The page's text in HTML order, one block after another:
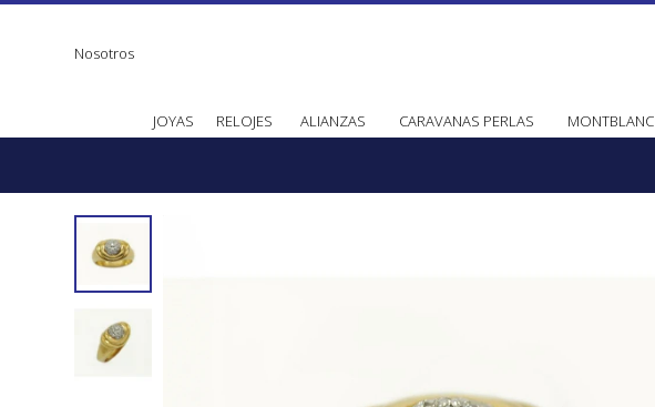
JOYAS RELOJES ALIANZAS CARAVANAS PERLAS MONTBLANC
Nosotros